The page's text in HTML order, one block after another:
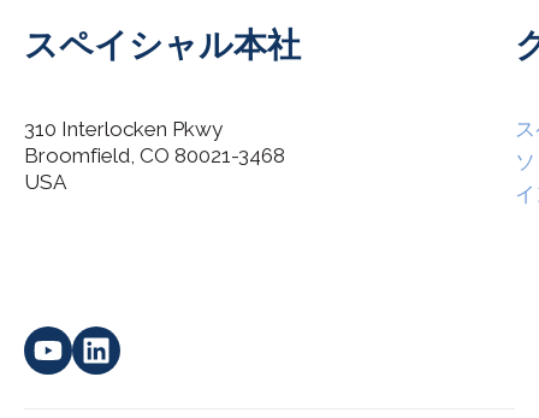
I agree to allow Spatial Corp to store and process my
スペイシャル本社
310 Interlocken Pkwy
Broomfield, CO 80021-3468
USA